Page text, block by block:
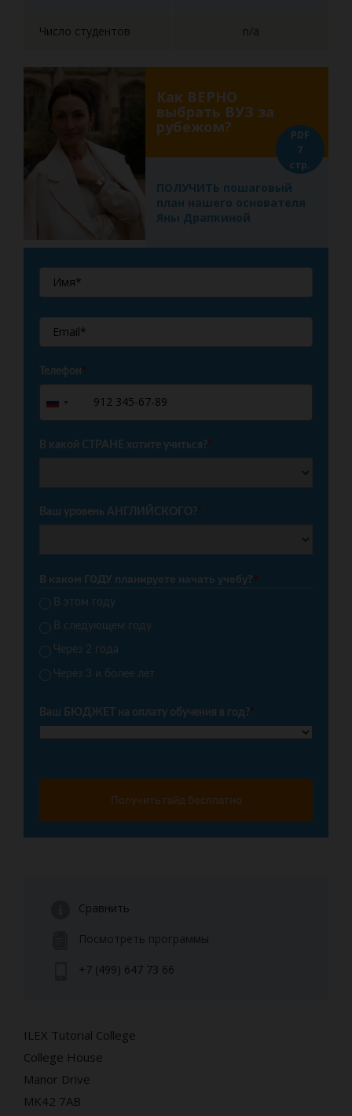
Число студентов n/a
Как ВЕРНО
выбрать ВУЗ за
рубежом?
ПОЛУЧИТЬ пошаговый
план нашего основателя
Яны Драпкиной
PDF
7
стр.
Телефон*
Russia
+7
В какой СТРАНЕ хотите учиться?*
Ваш уровень АНГЛИЙСКОГО?*
В каком ГОДУ планируете начать учебу?*
В этом году
В следующем году
Через 2 года
Через 3 и более лет
Ваш БЮДЖЕТ на оплату обучения в год?*
Получить гайд бесплатно
Сравнить
Посмотреть программы
+7 (499) 647 73 66
ILEX Tutorial College
College House
Manor Drive
MK42 7AB